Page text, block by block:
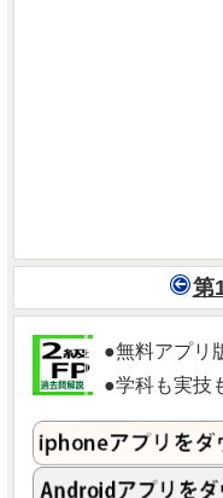
第
●無料アプリ
●学科も実技